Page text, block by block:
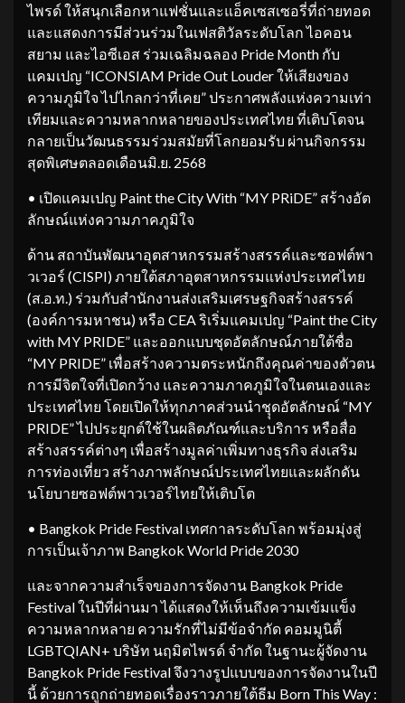
ไพรด์ ให้สนุกเลือกหาแฟชั่นและแอ็คเซสเซอรี่ที่ถ่ายทอด
และแสดงการมีส่วนร่วมในเฟสติวัลระดับโลก ไอคอน
สยาม และไอซีเอส ร่วมเฉลิมฉลอง Pride Month กับ
แคมเปญ “ICONSIAM Pride Out Louder ให้เสียงของ
ความภูมิใจ ไปไกลกว่าที่เคย” ประกาศพลังแห่งความเท่า
เทียมและความหลากหลายของประเทศไทย ที่เติบโตจน
กลายเป็นวัฒนธรรมร่วมสมัยที่โลกยอมรับ ผ่านกิจกรรม
สุดพิเศษตลอดเดือนมิ.ย. 2568
• เปิดแคมเปญ Paint the City With “MY PRiDE” สร้างอัต
ลักษณ์แห่งความภาคภูมิใจ
ด้าน สถาบันพัฒนาอุตสาหกรรมสร้างสรรค์และซอฟต์พา
วเวอร์ (CISPI) ภายใต้สภาอุตสาหกรรมแห่งประเทศไทย
(ส.อ.ท.) ร่วมกับสำนักงานส่งเสริมเศรษฐกิจสร้างสรรค์
(องค์การมหาชน) หรือ CEA ริเริ่มแคมเปญ “Paint the City
with MY PRIDE” และออกแบบชุดอัตลักษณ์ภายใต้ชื่อ
“MY PRIDE” เพื่อสร้างความตระหนักถึงคุณค่าของตัวตน
การมีจิตใจที่เปิดกว้าง และความภาคภูมิใจในตนเองและ
ประเทศไทย โดยเปิดให้ทุกภาคส่วนนำชุุดอัตลักษณ์ “MY
PRIDE” ไปประยุกต์ใช้ในผลิตภัณฑ์และบริการ หรือสื่อ
สร้างสรรค์ต่างๆ เพื่อสร้างมูลค่าเพิ่มทางธุรกิจ ส่งเสริม
การท่องเที่ยว สร้างภาพลักษณ์ประเทศไทยและผลักดัน
นโยบายซอฟต์พาวเวอร์ไทยให้เติบโต
• Bangkok Pride Festival เทศกาลระดับโลก พร้อมมุ่งสู่
การเป็นเจ้าภาพ Bangkok World Pride 2030
และจากความสำเร็จของการจัดงาน Bangkok Pride
Festival ในปีที่ผ่านมา ได้แสดงให้เห็นถึงความเข้มแข็ง
ความหลากหลาย ความรักที่ไม่มีข้อจำกัด คอมมูนิตี้
LGBTQIAN+ บริษัท นฤมิตไพรด์ จำกัด ในฐานะผู้จัดงาน
Bangkok Pride Festival จึงวางรูปแบบของการจัดงานในปี
นี้ ด้วยการถูกถ่ายทอดเรื่องราวภายใต้ธีม Born This Way :